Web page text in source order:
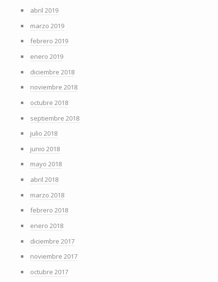
abril 2019
marzo 2019
febrero 2019
enero 2019
diciembre 2018
noviembre 2018
octubre 2018
septiembre 2018
julio 2018
junio 2018
mayo 2018
abril 2018
marzo 2018
febrero 2018
enero 2018
diciembre 2017
noviembre 2017
octubre 2017